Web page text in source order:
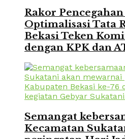
Rakor
Optimalisasi Tata
Bekasi Teken
dengan KPK dan
Semangat
Kecamatan